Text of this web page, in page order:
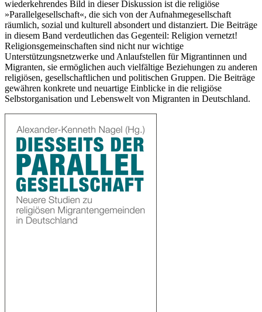
wiederkehrendes Bild in dieser Diskussion ist die religiöse
»Parallelgesellschaft«, die sich von der Aufnahmegesellschaft
räumlich, sozial und kulturell absondert und distanziert. Die Beiträge
in diesem Band verdeutlichen das Gegenteil: Religion vernetzt!
Religionsgemeinschaften sind nicht nur wichtige
Unterstützungsnetzwerke und Anlaufstellen für Migrantinnen und
Migranten, sie ermöglichen auch vielfältige Beziehungen zu anderen
religiösen, gesellschaftlichen und politischen Gruppen. Die Beiträge
gewähren konkrete und neuartige Einblicke in die religiöse
Selbstorganisation und Lebenswelt von Migranten in Deutschland.